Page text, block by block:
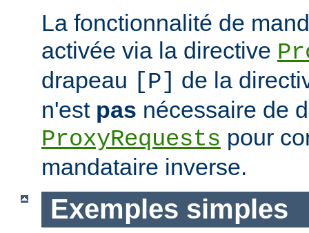
La fonctionnalité de
activée via la directive
drapeau
[P]
de la
n'est pas nécessaire de
ProxyRequests pour
mandataire inverse.
Exemples simples